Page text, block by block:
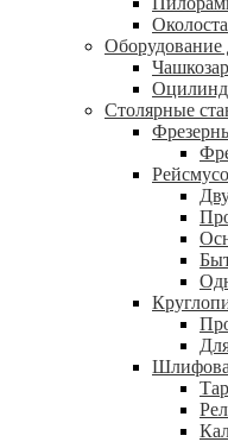
Оборудование
Столярные